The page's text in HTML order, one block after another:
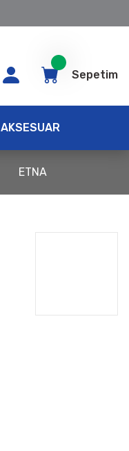
Sepetim
AKSESUAR
ETNA